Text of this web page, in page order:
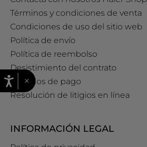
Términos y condiciones de venta
Condiciones de uso del sitio web
Política de envío
Política de reembolso
Desistimiento del contrato
Métodos de pago
Resolución de litigios en línea
INFORMACIÓN LEGAL
×